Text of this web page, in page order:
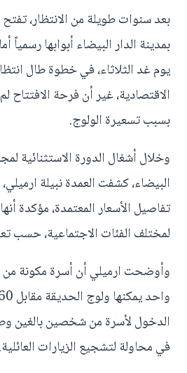
بعد سنوات طويلة من الانتظار،
بمدينة الدار البيضاء أبوابها رسمياً
يوم غد الثلاثاء، في خطوة طال
الاقتصادية، غير أن فرحة
بسبب تسعيرة الولوج.
وخلال أشغال الدورة الاستثنائية
البيضاء، كشفت العمدة نبيلة ارميلي،
تفاصيل الأسعار المعتمدة، مؤكدة
لمختلف الفئات الاجتماعية، حسب
وأوضحت ارميلي أن أسرة مكونة
في محاولة لتشجيع الزيارات العائلية.